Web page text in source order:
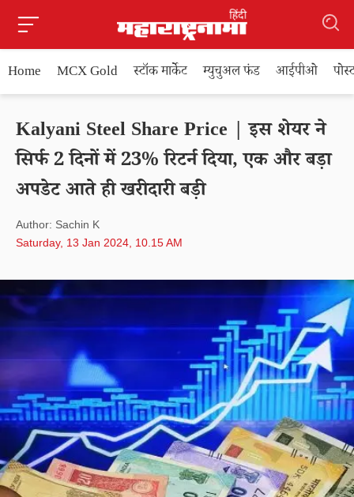
Home MCX Gold स्टॉक मार्केट म्युचुअल फंड आईपीओ
Kalyani Steel Share Price | इस शेयर ने
सिर्फ 2 दिनों में 23% रिटर्न दिया, एक और बड़ा
अपडेट आते ही खरीदारी बड़ी
Author: Sachin K
Saturday, 13 Jan 2024, 10.15 AM